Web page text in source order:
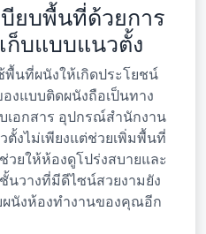
ยบพื้นที่ด้วยการ
ก็บแบบแนวตั้ง
นที่ผนังให้เกิดประโยชน์
งแบบติดผนังถือเป็นทาง
เอกสาร อุปกรณ์สำนักงาน
งไม่เพียงแต่ช่วยเพิ่มพื้นที่
ยให้ห้องดูโปร่งสบายและ
นวางที่มีดีไซน์สวยงามยัง
นังห้องทำงานของคุณอีก